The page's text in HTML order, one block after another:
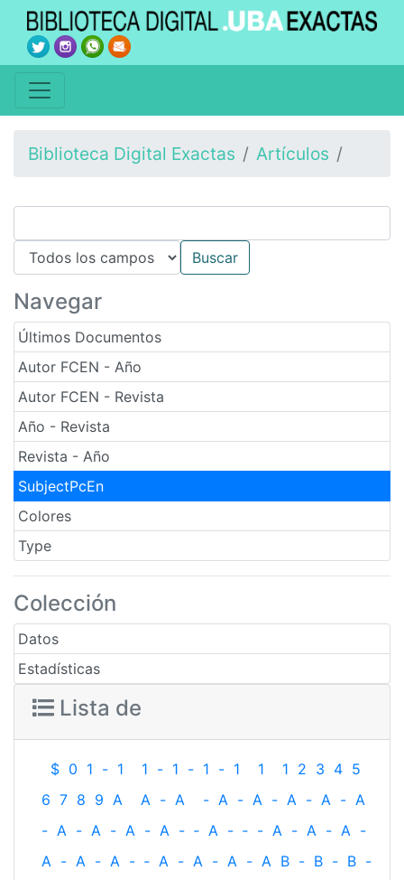
Biblioteca Digital Exactas Artículos
Navegar
Últimos Documentos
Autor FCEN - Año
Autor FCEN - Revista
Año - Revista
Revista - Año
SubjectPcEn
Colores
Type
Colección
Datos
Estadísticas
Lista de
$ 0 1 - 1 1 - 1 - 1 - 1 1 1 2 3 4 5
6 7 8 9 A A - A - A - A - A - A - A
- A - A - A - A - ‐ A - ‐ - A - A - A -
A - A - A - ‐ A - A - A - A B - B - B -